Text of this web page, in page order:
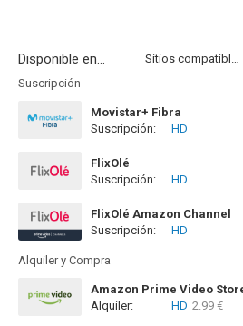
Disponible en...
Sitios compatibles
Suscripción
Movistar+ Fibra
Disponible hasta el Vie, 01
Suscripción: HD
FlixOlé
Suscripción:
HD
FlixOlé Amazon Channel
Suscripción:
HD
Alquiler y Compra
Amazon Prime Video
Alquiler:
HD 2.99 €